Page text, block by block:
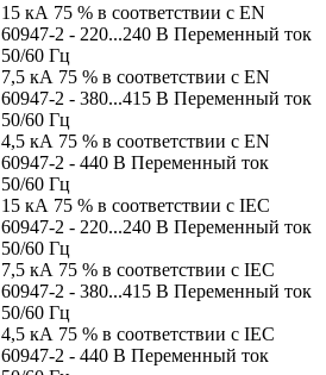
15 кА 75 % в соответствии с EN
60947-2 - 220...240 В Переменный ток
50/60 Гц
7,5 кА 75 % в соответствии с EN
60947-2 - 380...415 В Переменный ток
50/60 Гц
4,5 кА 75 % в соответствии с EN
60947-2 - 440 В Переменный ток
50/60 Гц
15 кА 75 % в соответствии с IEC
60947-2 - 220...240 В Переменный ток
50/60 Гц
7,5 кА 75 % в соответствии с IEC
60947-2 - 380...415 В Переменный ток
50/60 Гц
4,5 кА 75 % в соответствии с IEC
60947-2 - 440 В Переменный ток